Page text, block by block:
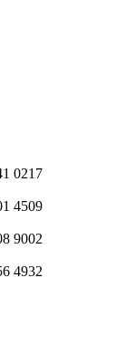
0217
4509
9002
4932